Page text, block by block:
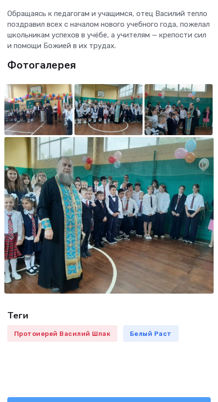
Обращаясь к педагогам и учащимся, отец Василий тепло
поздравил всех с началом нового учебного года, пожелал
школьникам успехов в учёбе, а учителям — крепости сил
и помощи Божией в их трудах.
Фотогалерея
Теги
Протоиерей Василий Шпак Белый Раст